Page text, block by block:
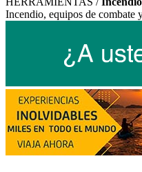
Incendio, equipos de combate